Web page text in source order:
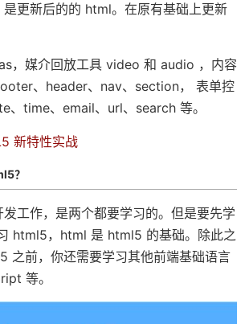
更新后的的 html。在原有基础上更新
，媒介回放工具 video 和 audio ，内容
、header、nav、section， 表单控
、time、email、url、search 等。
新特性实战
？
工作，是两个都要学习的。但是要先学
html5，html 是 html5 的基础。除此之
之前，你还需要学习其他前端基础语言
等。